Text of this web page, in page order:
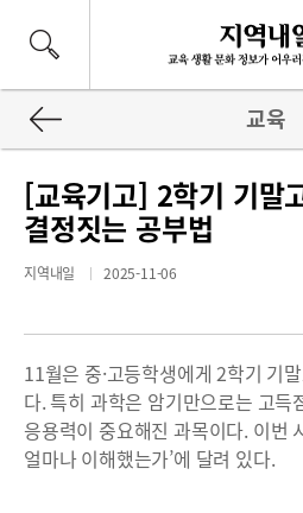
교육
[교육기고] 2학기 기말
결정짓는 공부법
지역내일 2025-11-06
11월은 중·고등학생에게 2학기 기
다. 특히 과학은 암기만으로는 고득
응용력이 중요해진 과목이다. 이번
얼마나 이해했는가’에 달려 있다.